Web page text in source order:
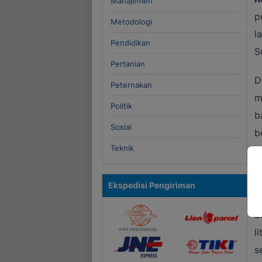
Metodologi
Pendidikan
Pertanian
Peternakan
Politik
Sosial
Teknik
Ekspedisi Pengiriman